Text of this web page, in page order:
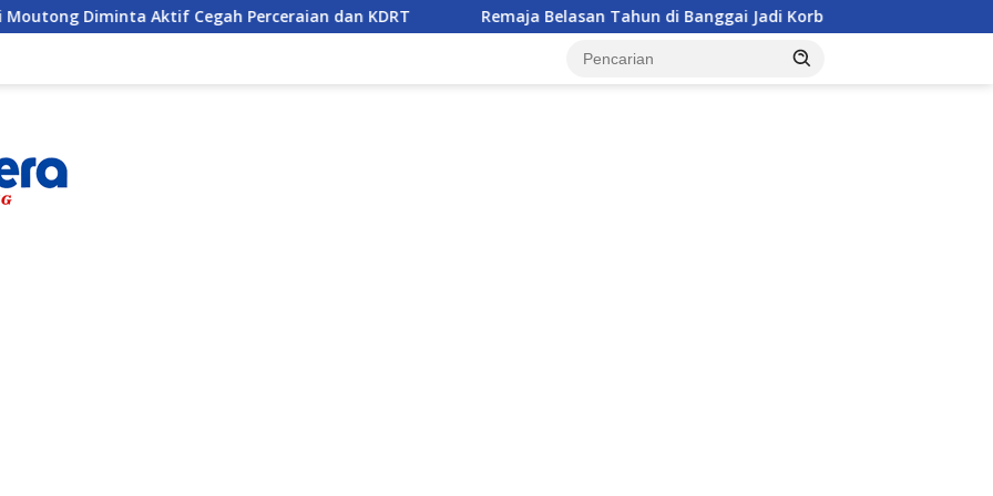
Aktif Cegah Perceraian dan KDRT Remaja Belasan Tahun di Banggai Jadi Korban Pengeroyokan